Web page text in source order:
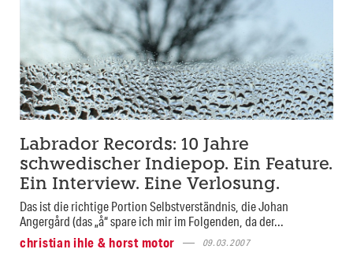
Labrador Records: 10 Jahre
schwedischer Indiepop. Ein Feature.
Ein Interview. Eine Verlosung.
Das ist die richtige Portion Selbstverständnis, die Johan
Angergård (das „å“ spare ich mir im Folgenden, da der...
christian ihle & horst motor
09.03.2007